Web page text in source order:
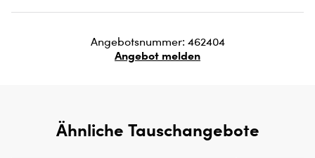
Angebotsnummer: 462404
Angebot melden
Ähnliche Tauschangebote